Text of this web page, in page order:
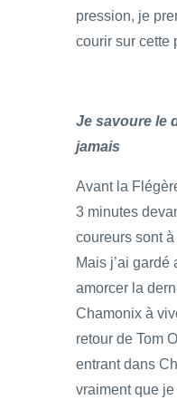
pression, je
courir sur cette
Je savoure le
jamais
Avant la
3 minutes
coureurs sont
Mais j’ai gardé
amorcer la
Chamonix à
retour de Tom
entrant dans
vraiment que